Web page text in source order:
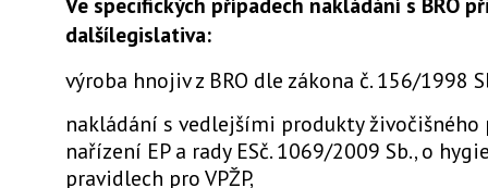
dalšílegislativa:
výroba hnojiv z BRO dle zákona č. 156/1998
nakládání s vedlejšími produkty živočišného
nařízení EP a rady ESč. 1069/2009 Sb., o
pravidlech pro VPŽP,